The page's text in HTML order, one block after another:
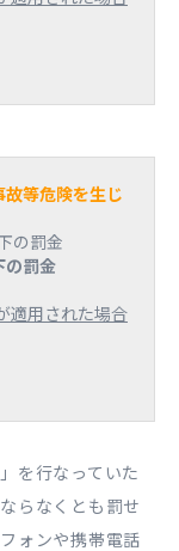
故等危険を生じ
の罰金
の罰金
適用された場合
を行なっていた
らなくとも罰せ
ォンや携帯電話